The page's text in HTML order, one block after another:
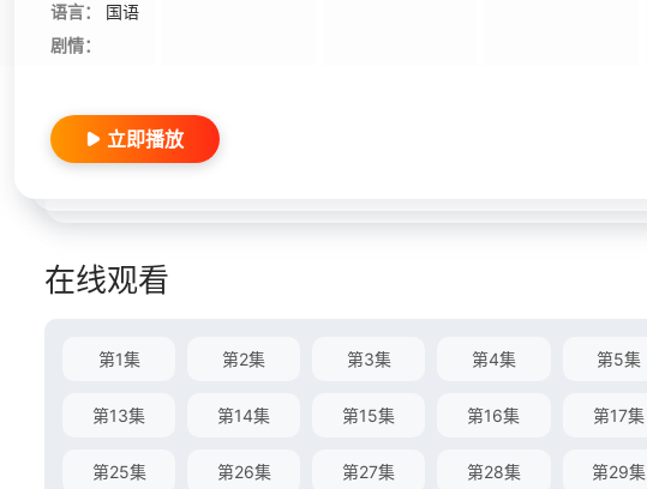
语言：
国语
剧情：
立即播放
在线观看
第1集 第2集 第3集 第4集 第5集
第13集 第14集 第15集 第16集 第17集
第25集 第26集 第27集 第28集 第29集